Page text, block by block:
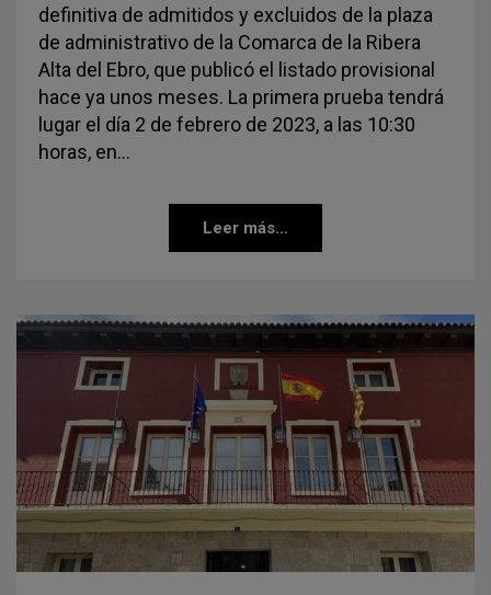
definitiva de admitidos y excluidos de la plaza
de administrativo de la Comarca de la Ribera
Alta del Ebro, que publicó el listado provisional
hace ya unos meses. La primera prueba tendrá
lugar el día 2 de febrero de 2023, a las 10:30
horas, en…
Leer más...